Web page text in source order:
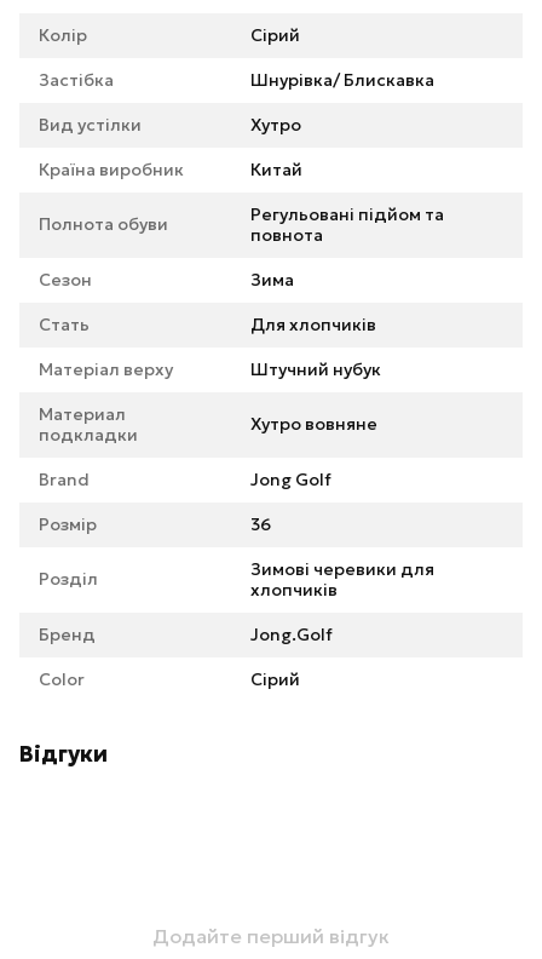
Колір Сірий
Застібка Шнурівка/ Блискавка
Вид устілки Хутро
Країна виробник Китай
Полнота обуви
Регульовані підйом та
повнота
Сезон Зима
Стать Для хлопчиків
Матеріал верху Штучний нубук
Материал
подкладки
Хутро вовняне
Brand Jong Golf
Розмір 36
Розділ
Зимові черевики для
хлопчиків
Бренд Jong.Golf
Color Сірий
Відгуки
Додайте перший відгук